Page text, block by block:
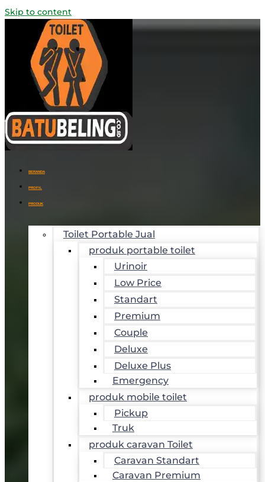
Skip to content
BERANDA
PROFIL
PRODUK
Toilet Portable Jual
produk portable toilet
Urinoir
Low Price
Standart
Premium
Couple
Deluxe
Deluxe Plus
Emergency
produk mobile toilet
Pickup
Truk
produk caravan Toilet
Caravan Standart
Caravan Premium